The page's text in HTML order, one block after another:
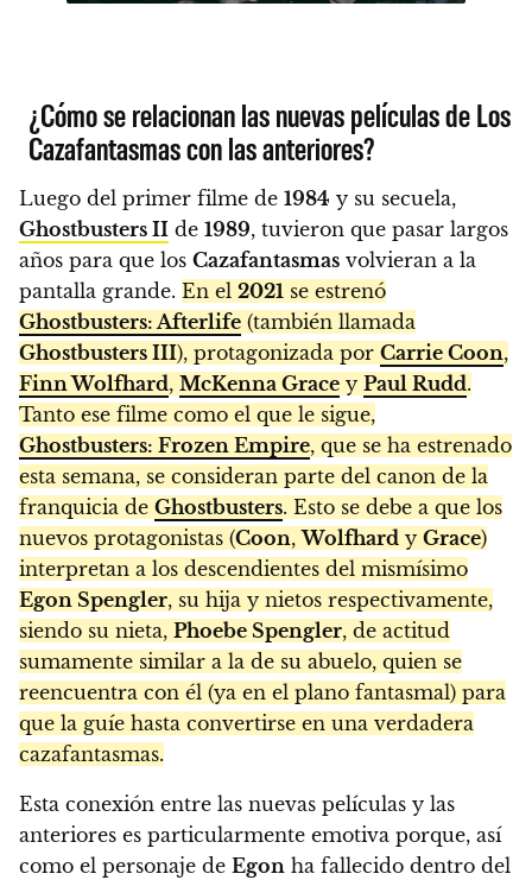
¿Cómo se relacionan las nuevas películas de Los
Cazafantasmas con las anteriores?
Luego del primer filme de 1984 y su secuela,
Ghostbusters II de 1989, tuvieron que pasar largos
años para que los Cazafantasmas volvieran a la
pantalla grande. En el 2021 se estrenó
Ghostbusters: Afterlife (también llamada
Ghostbusters III), protagonizada por Carrie Coon,
Finn Wolfhard, McKenna Grace y Paul Rudd.
Tanto ese filme como el que le sigue,
Ghostbusters: Frozen Empire, que se ha estrenado
esta semana, se consideran parte del canon de la
franquicia de Ghostbusters. Esto se debe a que los
nuevos protagonistas (Coon,Wolfhard y Grace)
interpretan a los descendientes del mismísimo
Egon Spengler, su hija y nietos respectivamente,
siendo su nieta, Phoebe Spengler, de actitud
sumamente similar a la de su abuelo, quien se
reencuentra con él (ya en el plano fantasmal) para
que la guíe hasta convertirse en una verdadera
cazafantasmas.
Esta conexión entre las nuevas películas y las
anteriores es particularmente emotiva porque, así
como el personaje de Egon ha fallecido dentro del